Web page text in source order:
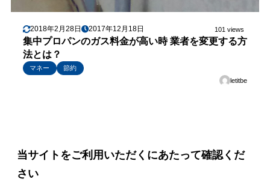
2018年2月28日 2017年12月18日 101 views
集中プロパンのガス料金が高い時 業者を変更する方
法とは？
マネー
節約
letitbe
当サイトをご利用いただくにあたって確認くだ
さい